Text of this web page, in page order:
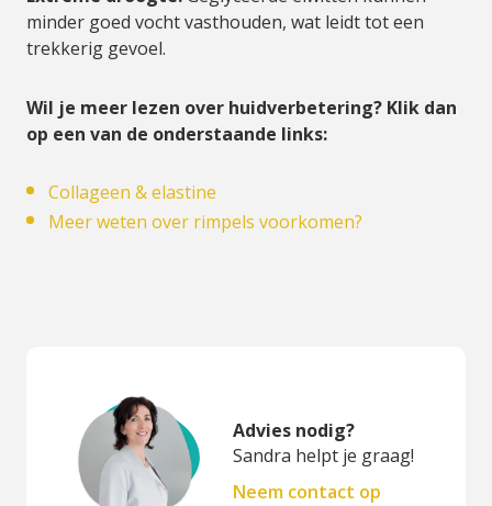
minder goed vocht vasthouden, wat leidt tot een
trekkerig gevoel.
Wil je meer lezen over huidverbetering? Klik dan
op een van de onderstaande links:
Collageen & elastine
Meer weten over rimpels voorkomen?
Advies nodig?
Sandra helpt je graag!
Neem contact op